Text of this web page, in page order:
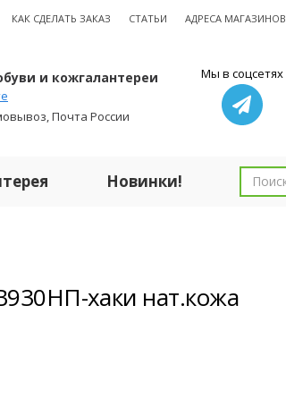
КАК СДЕЛАТЬ ЗАКАЗ СТАТЬИ АДРЕСА МАГАЗИНОВ
и кожгалантереи
Почта России
Мы в соцсетях
Новинки!
хаки нат.кожа